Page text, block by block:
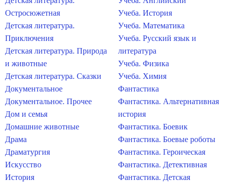
Остросюжетная
Детская литература.
Приключения
Детская литература. Природа
и животные
Детская литература. Сказки
Документальное
Документальное. Прочее
Дом и семья
Домашние животные
Драма
Драматургия
Искусство
История
Учеба. История
Учеба. Математика
Учеба. Русский язык и
литература
Учеба. Физика
Учеба. Химия
Фантастика
Фантастика. Альтернативная
история
Фантастика. Боевик
Фантастика. Боевые роботы
Фантастика. Героическая
Фантастика. Детективная
Фантастика. Детская